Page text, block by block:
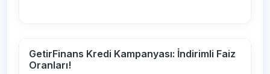
GetirFinans Kredi Kampanyası: İndirimli Faiz
Oranları!